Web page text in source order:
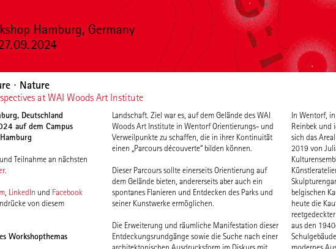
∙ Nature
at WAI Woods Art Institute
Deutschland
auf dem Campus
Teilnahme an nächsten
LinkedIn und Facebook
von diesem
Workshopthemas
Landschaft. Ziel war es, auf dem Gelände des WAI
Woods Art Institute in Wentorf Orientierungs- und
Verweilpunkte zu schaffen, die in ihrer Kontinuität
einen „Parcours découverte“ bilden können.
Dieser Parcours sollte einerseits Orientierung auf
dem Gelände bieten, andererseits aber auch ein
spontanes Flanieren und Entdecken des Parks und
seiner Kunstwerke ermöglichen.
Die Erweiterung und räumliche Manifestation dieser
Entdeckungsrundgänge sowie die Suche nach einer
In Wentorf,
Reinbek und
sich das
2019 von
belgischen
heute die
aus den
englischen
heute mit
spannend